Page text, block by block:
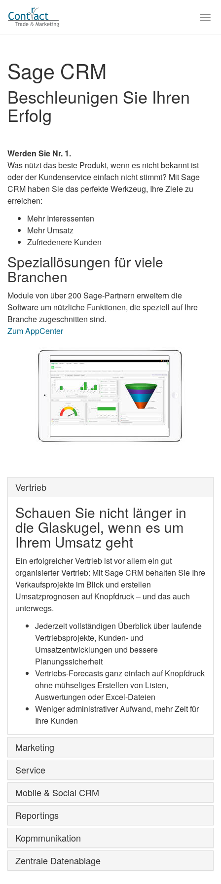
main
Sage CRM
Beschleunigen Sie Ihren
Erfolg
Werden Sie Nr. 1.
Was nützt das beste Produkt, wenn es nicht bekannt ist
oder der Kundenservice einfach nicht stimmt? Mit Sage
CRM haben Sie das perfekte Werkzeug, Ihre Ziele zu
erreichen:
Mehr Interessenten
Mehr Umsatz
Zufriedenere Kunden
Speziallösungen für viele
Branchen
Module von über 200 Sage-Partnern erweitern die
Software um nützliche Funktionen, die speziell auf Ihre
Branche zugeschnitten sind.
Zum AppCenter
Vertrieb
Schauen Sie nicht länger in
die Glaskugel, wenn es um
Ihrem Umsatz geht
Ein erfolgreicher Vertrieb ist vor allem ein gut
organisierter Vertrieb: Mit Sage CRM behalten Sie Ihre
Verkaufsprojekte im Blick und erstellen
Umsatzprognosen auf Knopfdruck – und das auch
unterwegs.
Jederzeit vollständigen Überblick über laufende
Vertriebsprojekte, Kunden- und
Umsatzentwicklungen und bessere
Planungssicherheit
Vertriebs-Forecasts ganz einfach auf Knopfdruck
ohne mühseliges Erstellen von Listen,
Auswertungen oder Excel-Dateien
Weniger administrativer Aufwand, mehr Zeit für
Ihre Kunden
Marketing
Service
Mobile & Social CRM
Reportings
Kopmmunikation
Zentrale Datenablage